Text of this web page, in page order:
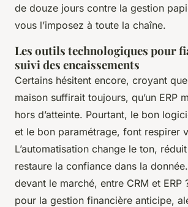
de douze jours contre la gestion
vous l’imposez à toute la chaîne.
Les outils technologiques pour
suivi des encaissements
Certains hésitent encore, croyant
maison suffirait toujours, qu’un ERP
hors d’atteinte. Pourtant, le bon
et le bon paramétrage, font respirer
L’automatisation change le ton,
restaure la confiance dans la
devant le marché, entre CRM et ERP
pour la gestion financière anticipe,